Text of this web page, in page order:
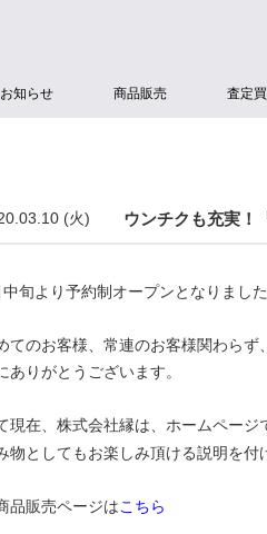
お知らせ 商品販売 査定
(火) ウンチクも充実！
中旬より予約制オープンとなりまし
てのお客様、常連のお客様関わら
ありがとうございます。
現在、株式会社縁は、ホームページ
物としてもお楽しみ頂ける説明を付
品販売ページはこちら